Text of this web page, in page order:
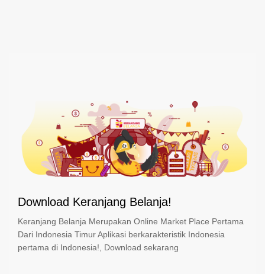
Download Keranjang Belanja!
Keranjang Belanja Merupakan Online Market Place Pertama
Dari Indonesia Timur Aplikasi berkarakteristik Indonesia
pertama di Indonesia!, Download sekarang